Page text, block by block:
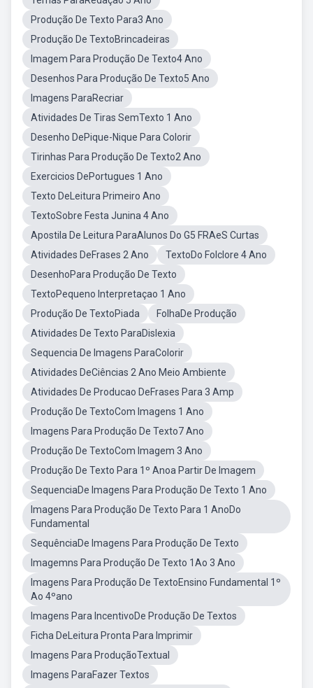
Produção De Texto Para3 Ano
Produção De TextoBrincadeiras
Imagem Para Produção De Texto4 Ano
Desenhos Para Produção De Texto5 Ano
Imagens ParaRecriar
Atividades De Tiras SemTexto 1 Ano
Desenho DePique-Nique Para Colorir
Tirinhas Para Produção De Texto2 Ano
Exercicios DePortugues 1 Ano
Texto DeLeitura Primeiro Ano
TextoSobre Festa Junina 4 Ano
Apostila De Leitura ParaAlunos Do G5 FRAeS Curtas
Atividades DeFrases 2 Ano
TextoDo Folclore 4 Ano
DesenhoPara Produção De Texto
TextoPequeno Interpretaçao 1 Ano
Produção De TextoPiada
FolhaDe Produção
Atividades De Texto ParaDislexia
Sequencia De Imagens ParaColorir
Atividades DeCiências 2 Ano Meio Ambiente
Atividades De Producao DeFrases Para 3 Amp
Produção De TextoCom Imagens 1 Ano
Imagens Para Produção De Texto7 Ano
Produção De TextoCom Imagem 3 Ano
Produção De Texto Para 1º Anoa Partir De Imagem
SequenciaDe Imagens Para Produção De Texto 1 Ano
Imagens Para Produção De Texto Para 1 AnoDo
Fundamental
SequênciaDe Imagens Para Produção De Texto
Imagemns Para Produção De Texto 1Ao 3 Ano
Imagens Para Produção De TextoEnsino Fundamental 1º
Ao 4ºano
Imagens Para IncentivoDe Produção De Textos
Ficha DeLeitura Pronta Para Imprimir
Imagens Para ProduçãoTextual
Imagens ParaFazer Textos